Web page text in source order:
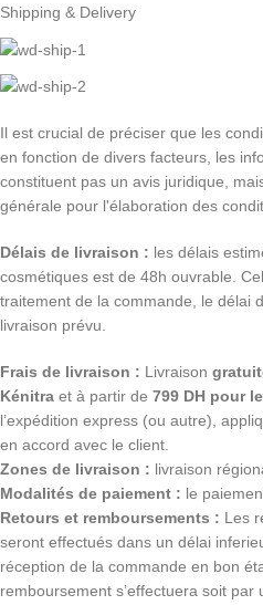
Shipping & Delivery
Il est crucial de préciser que les
en fonction de divers facteurs, les
constituent pas un avis juridique,
générale pour l'élaboration des
Délais de livraison : les délais
cosmétiques est de 48h ouvrable.
traitement de la commande, le délai
livraison prévu.
Frais de livraison : Livraison
Kénitra et à partir de 799 DH pour
l’expédition express (ou autre),
en accord avec le client.
Zones de livraison : livraison
Modalités de paiement : le
Retours et remboursements : Les
seront effectués dans un délai
réception de la commande en bon
remboursement s’effectuera soit